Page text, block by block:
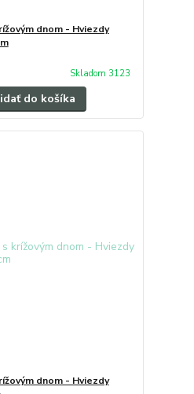
dnom - Hviezdy
Skladom 3123
do košíka
dnom - Hviezdy